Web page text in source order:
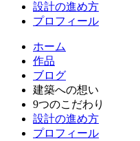
設計の進め方
プロフィール
ホーム
作品
ブログ
建築への想い
9つのこだわり
設計の進め方
プロフィール